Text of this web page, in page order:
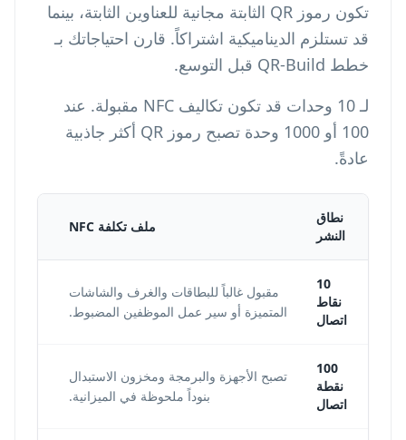
تكون رموز QR الثابتة مجانية للعناوين الثابتة، بينما
قد تستلزم الديناميكية اشتراكاً. قارن احتياجاتك بـ
خطط QR-Build
قبل التوسع.
لـ 10 وحدات قد تكون تكاليف NFC مقبولة. عند
100 أو 1000 وحدة تصبح رموز QR أكثر جاذبية
عادةً.
نطاق
النشر
ملف تكلفة NFC
10
نقاط
اتصال
مقبول غالباً للبطاقات والغرف والشاشات
المتميزة أو سير عمل الموظفين المضبوط.
100
نقطة
اتصال
تصبح الأجهزة والبرمجة ومخزون الاستبدال
بنوداً ملحوظة في الميزانية.